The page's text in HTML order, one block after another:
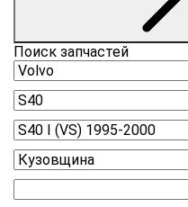
Поиск запчастей